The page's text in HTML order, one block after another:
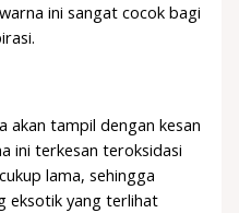
ini sangat cocok bagi
akan tampil dengan kesan
ini terkesan teroksidasi
lama, sehingga
eksotik yang terlihat